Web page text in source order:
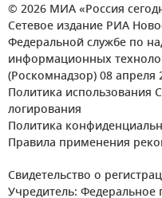
© 2026 МИА «Россия
Сетевое издание РИА
Федеральной службе по
информационных
(Роскомнадзор) 08 апреля
Политика использования
логирования
Политика
Правила применения
Свидетельство о
Учредитель: Федеральное